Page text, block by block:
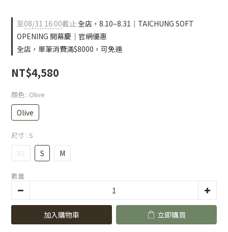
至08/31 16:00截止全店，8.10–8.31｜TAICHUNG SOFT
OPENING 開幕慶｜官網優惠
全店，單筆消費滿$8000，可免運
NT$4,580
顏色 : Olive
Olive
尺寸 : S
XS S M
數量
加入購物車 立即購買